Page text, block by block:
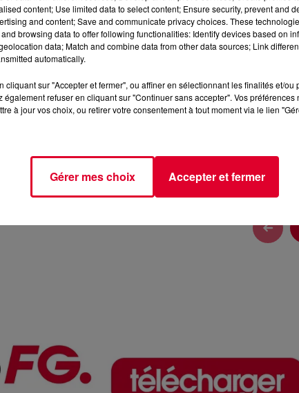
, 📱 et sur l’Application FG (IOShttps://urlz.fr/hhZx
rave et tech-house
content; Use limited data to select content; Ensure security, prevent and
and content; Save and communicate privacy choices. These
browsing data to offer following functionalities: Identify devices based on
data; Match and combine data from other data sources; Link
automatically.
cliquant sur "Accepter et fermer", ou affiner en sélectionnant les finalités et/ou
également refuser en cliquant sur "Continuer sans accepter". Vos
à jour vos choix, ou retirer votre consentement à tout moment via le lien
Gérer mes choix Accepter et fermer